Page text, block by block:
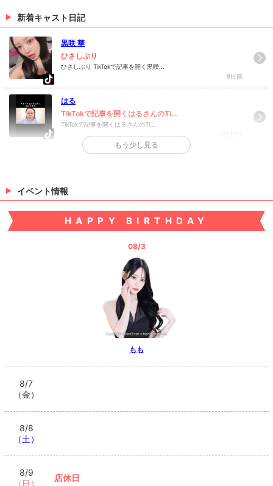
まひろさんのお写真更新しました(*´ω｀) まひろさんの
（06/10 17:00）
新着キャスト日記
黒咲 華
ひさしぶり
ひさしぶり TikTokで記事を開く黒咲...
9日前
はる
TikTokで記事を開くはるさんのTi...
TikTokで記事を開くはるさんのTi...
もう少し見る
イベント情報
HAPPY BIRTHDAY
08/3
もも
8/7
（金）
8/8
（土）
8/9
（日）
店休日